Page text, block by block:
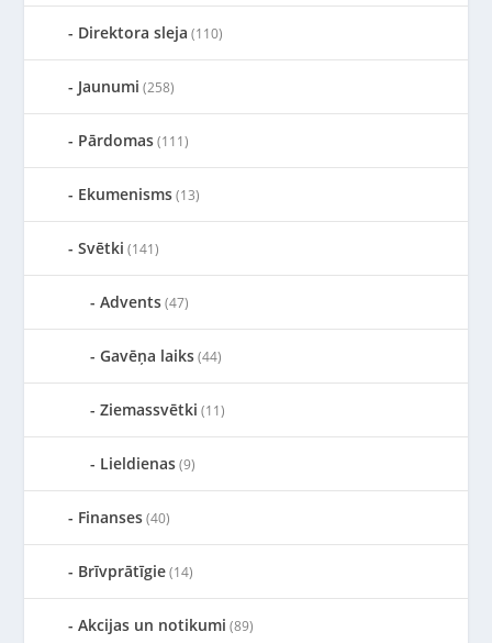
Direktora sleja (110)
Jaunumi (258)
Pārdomas(111)
Ekumenisms(13)
Svētki (141)
Advents(47)
Gavēņa laiks(44)
Ziemassvētki (11)
Lieldienas(9)
Finanses(40)
Brīvprātīgie(14)
Akcijas un notikumi (89)